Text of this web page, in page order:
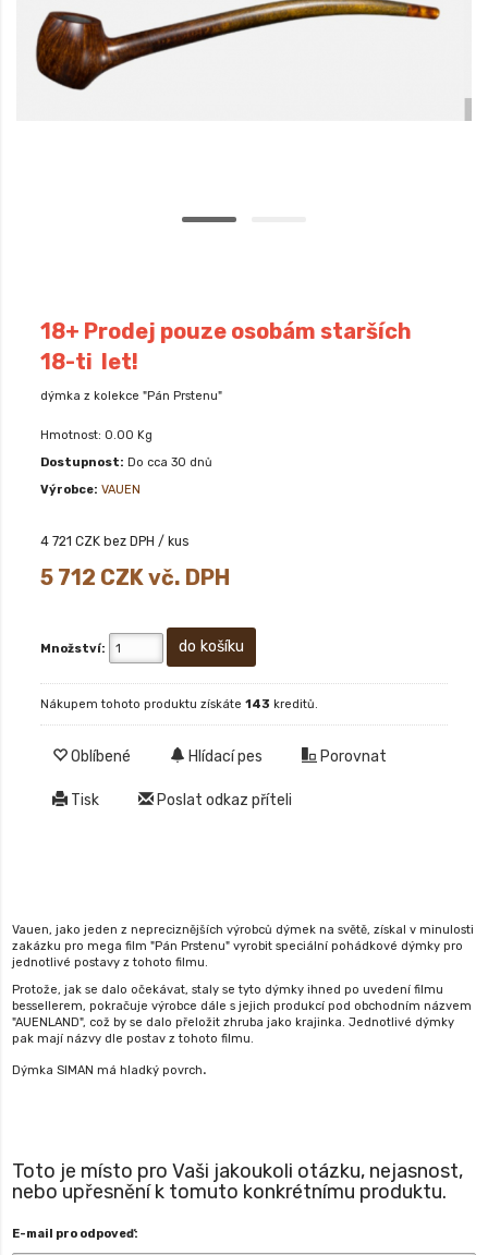
18+ Prodej pouze osobám starších
18-ti let!
dýmka z kolekce "Pán Prstenu"
Hmotnost: 0.00 Kg
Dostupnost: Do cca 30 dnů
Výrobce: VAUEN
4 721 CZK bez DPH / kus
5 712 CZK vč. DPH
Množství:
Nákupem tohoto produktu získáte 143 kreditů.
Oblíbené Hlídací pes Porovnat
Tisk Poslat odkaz příteli
Vauen, jako jeden z nepreciznějších výrobců dýmek na světě, získal v minulosti
zakázku pro mega film "Pán Prstenu" vyrobit speciální pohádkové dýmky pro
jednotlivé postavy z tohoto filmu.
Protože, jak se dalo očekávat, staly se tyto dýmky ihned po uvedení filmu
bessellerem, pokračuje výrobce dále s jejich produkcí pod obchodním názvem
"AUENLAND", což by se dalo přeložit zhruba jako krajinka. Jednotlivé dýmky
pak mají názvy dle postav z tohoto filmu.
Dýmka SIMAN má hladký povrch.
Toto je místo pro Vaši jakoukoli otázku, nejasnost,
nebo upřesnění k tomuto konkrétnímu produktu.
E-mail pro odpoveď: